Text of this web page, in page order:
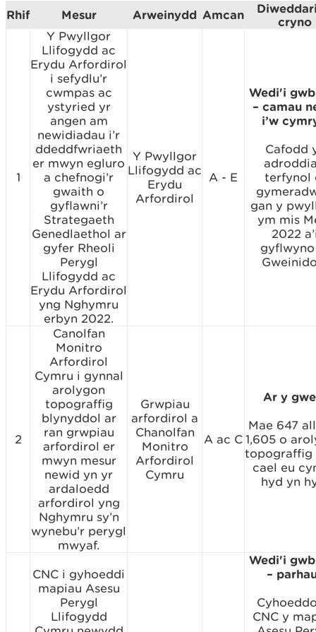
Rhif Mesur Arweinydd Amcan
cryno
1
Y Pwyllgor
Llifogydd ac
Erydu Arfordirol
i sefydlu’r
cwmpas ac
ystyried yr
angen am
newidiadau i’r
ddeddfwriaeth
er mwyn egluro
a chefnogi’r
gwaith o
gyflawni’r
Strategaeth
Genedlaethol ar
gyfer Rheoli
Perygl
Llifogydd ac
Erydu Arfordirol
yng Nghymru
erbyn 2022.
Y Pwyllgor
Llifogydd ac
Erydu
Arfordirol
A - E
Wedi'i
– camau
i’w
Cafodd
terfynol
gan y
ym mis
2022
gyflwyno
2
Canolfan
Monitro
Arfordirol
Cymru i gynnal
arolygon
topograffig
blynyddol ar
ran grwpiau
arfordirol er
mwyn mesur
newid yn yr
ardaloedd
arfordirol yng
Nghymru sy’n
wynebu’r perygl
mwyaf.
Grwpiau
arfordirol a
Chanolfan
Monitro
Arfordirol
Cymru
A ac C
Ar y
Mae 647
1,605 o
topograffig
cael eu
hyd yn
CNC i gyhoeddi
mapiau Asesu
Perygl
Llifogydd
Wedi'i
–
CNC y